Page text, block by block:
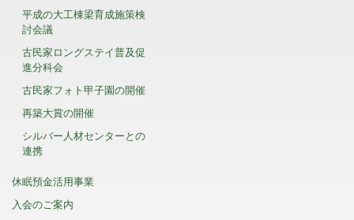
平成の大工棟梁育成施策検
討会議
古民家ロングステイ普及促
進分科会
古民家フォト甲子園の開催
再築大賞の開催
シルバー人材センターとの
連携
休眠預金活用事業
入会のご案内